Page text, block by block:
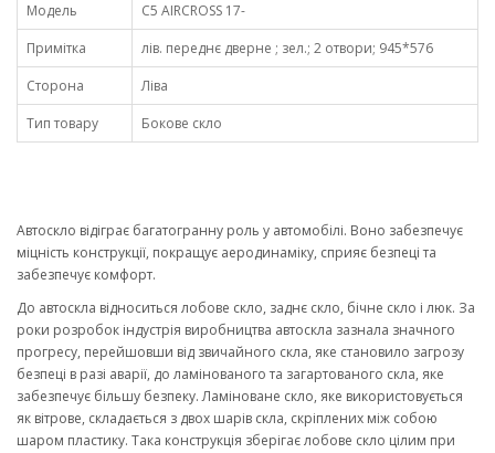
Модель
C5 AIRCROSS 17-
Примітка
лів. переднє дверне ; зел.; 2 отвори; 945*576
Сторона
Ліва
Тип товару
Бокове скло
Автоскло відіграє багатогранну роль у автомобілі. Воно забезпечує
міцність конструкції, покращує аеродинаміку, сприяє безпеці та
забезпечує комфорт.
До автоскла відноситься лобове скло, заднє скло, бічне скло і люк. За
роки розробок індустрія виробництва автоскла зазнала значного
прогресу, перейшовши від звичайного скла, яке становило загрозу
безпеці в разі аварії, до ламінованого та загартованого скла, яке
забезпечує більшу безпеку. Ламіноване скло, яке використовується
як вітрове, складається з двох шарів скла, скріплених між собою
шаром пластику. Така конструкція зберігає лобове скло цілим при